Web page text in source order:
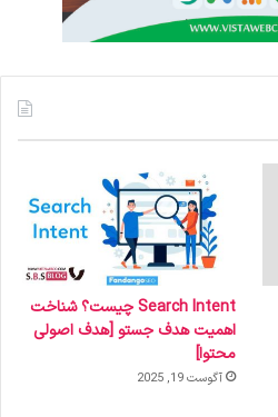
Search Intent چیست؟ شناخت
اهمیت هدف جستو [هدف اصولی
محتوا]
آگوست 19, 2025